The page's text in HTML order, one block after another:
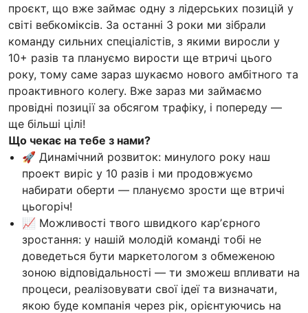
проєкт, що вже займає одну з лідерських позицій у
світі вебкоміксів. За останні 3 роки ми зібрали
команду сильних спеціалістів, з якими виросли у
10+ разів та плануємо вирости ще втричі цього
року, тому саме зараз шукаємо нового амбітного та
проактивного колегу. Вже зараз ми займаємо
провідні позиції за обсягом трафіку, і попереду —
ще більші цілі!
Що чекає на тебе з нами?
🚀 Динамічний розвиток: минулого року наш
проект виріс у 10 разів і ми продовжуємо
набирати оберти — плануємо зрости ще втричі
цьогоріч!
📈 Можливості твого швидкого карʼєрного
зростання: у нашій молодій команді тобі не
доведеться бути маркетологом з обмеженою
зоною відповідальності — ти зможеш впливати на
процеси, реалізовувати свої ідеї та визначати,
якою буде компанія через рік, орієнтуючись на